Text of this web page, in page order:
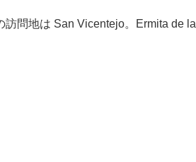
問地は San Vicentejo。Ermita de la